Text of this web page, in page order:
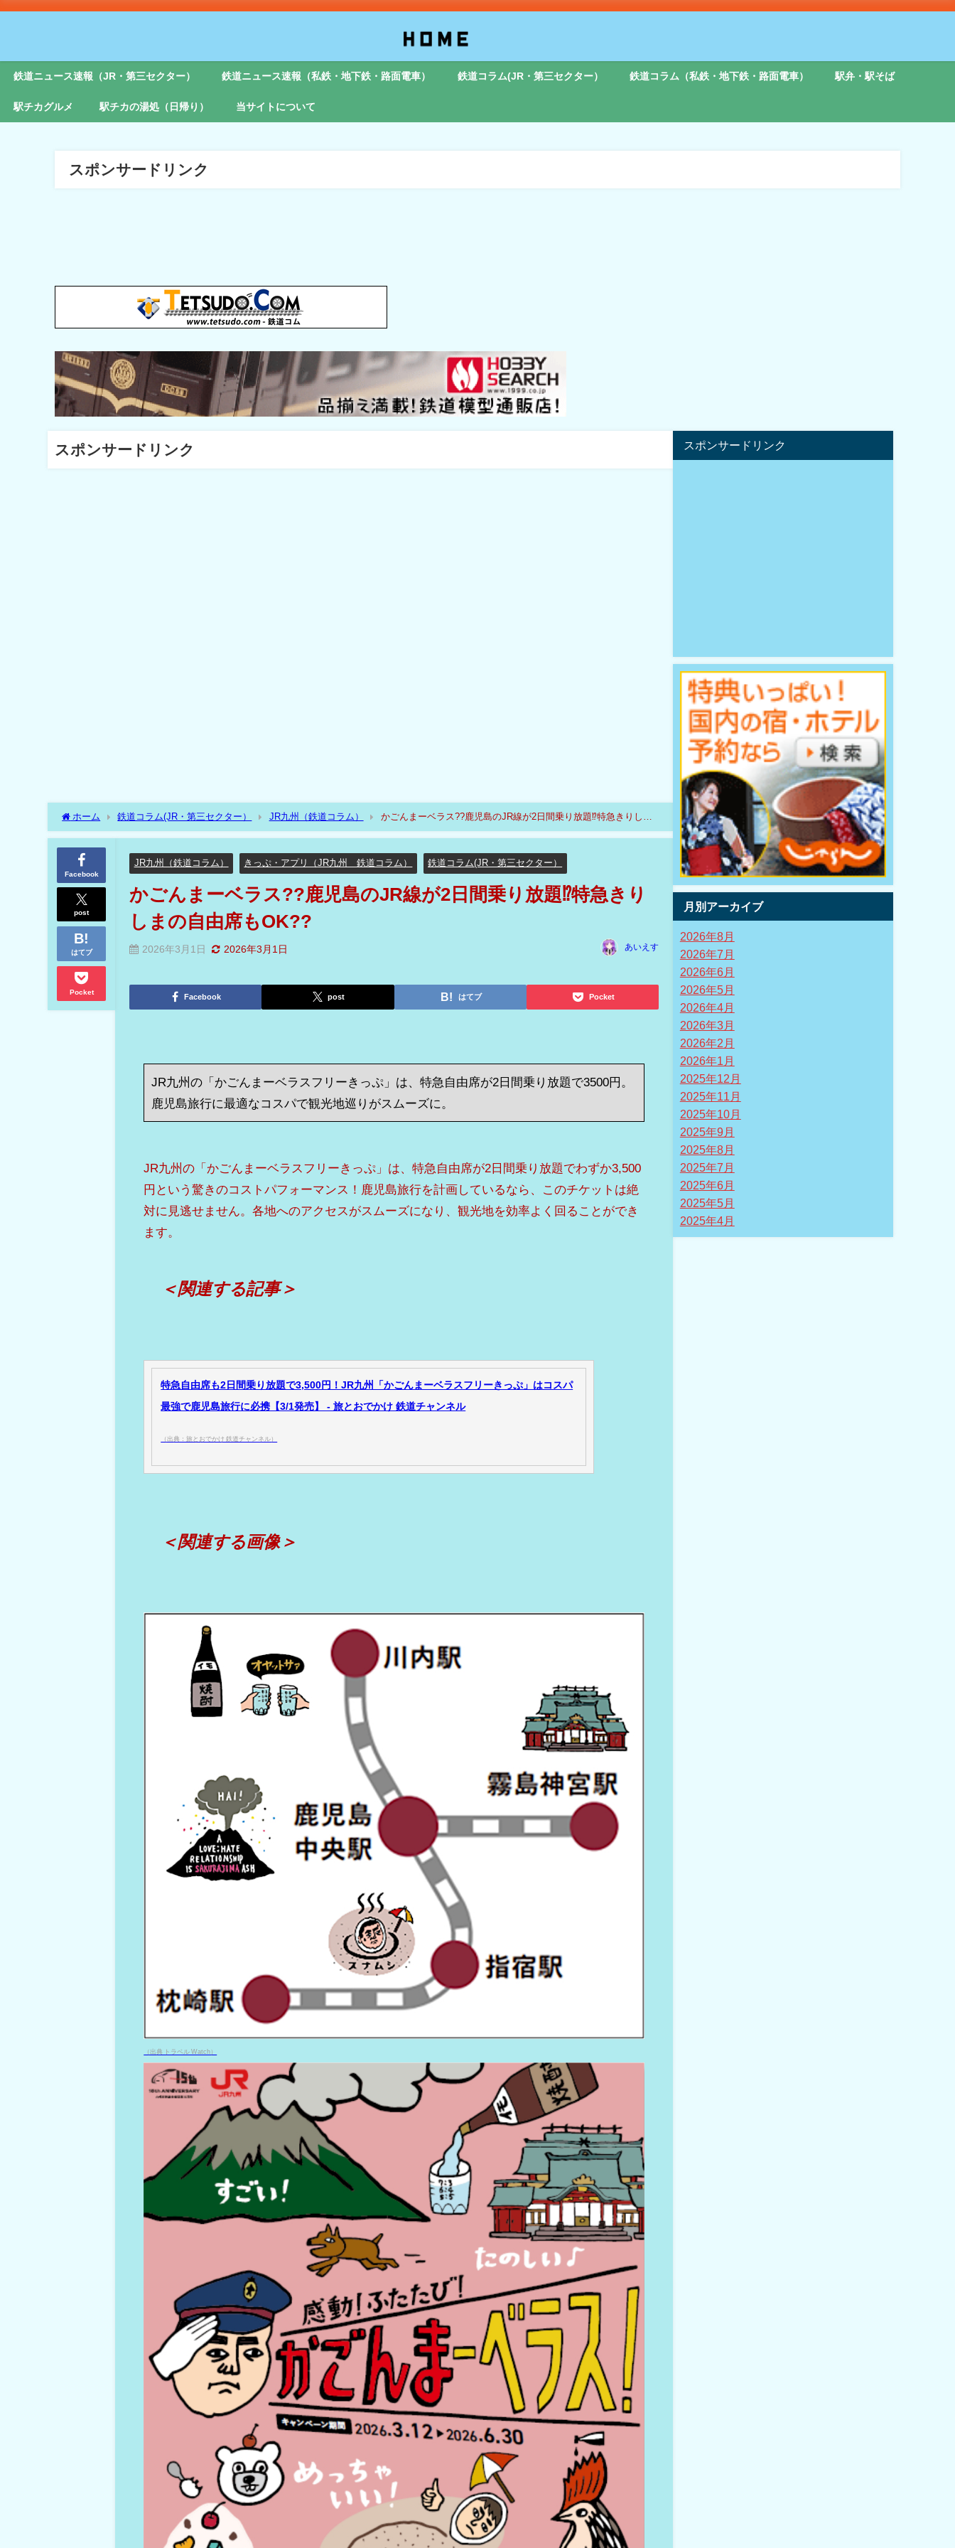
鉄道ニュース速報（JR・第三セクター） 鉄道ニュース速報（私鉄・地下鉄・路面電車） 鉄道コラム(JR・第三セクター） 鉄道コラム（私鉄・地下鉄・路面電車） 駅弁・駅そば
駅チカグルメ 駅チカの湯処（日帰り） 当サイトについて
スポンサードリンク
スポンサードリンク
ホーム 鉄道コラム(JR・第三セクター） JR九州（鉄道コラム）
かごんまーベラス??鹿児島のJR線が2日間乗り放題⁉特急きりしま
の自由席もOK??
Facebook
post
はてブ
Pocket
JR九州（鉄道コラム） きっぷ・アプリ（JR九州 鉄道コラム） 鉄道コラム(JR・第三セクター）
かごんまーベラス??鹿児島のJR線が2日間乗り放題⁉特急きり
しまの自由席もOK??
2026年3月1日 2026年3月1日 あいえす
Facebook post はてブ Pocket
JR九州の「かごんまーベラスフリーきっぷ」は、特急自由席が2日間乗り放題で3500円。
鹿児島旅行に最適なコスパで観光地巡りがスムーズに。
JR九州の「かごんまーベラスフリーきっぷ」は、特急自由席が2日間乗り放題でわずか3,500
円という驚きのコストパフォーマンス！鹿児島旅行を計画しているなら、このチケットは絶
対に見逃せません。各地へのアクセスがスムーズになり、観光地を効率よく回ることができ
ます。
＜関連する記事＞
特急自由席も2日間乗り放題で3,500円！JR九州「かごんまーベラスフリーきっぷ」はコスパ
最強で鹿児島旅行に必携【3/1発売】 - 旅とおでかけ 鉄道チャンネル
（出典：旅とおでかけ 鉄道チャンネル）
＜関連する画像＞
（出典 トラベル Watch）
スポンサードリンク
月別アーカイブ
2026年8月
2026年7月
2026年6月
2026年5月
2026年4月
2026年3月
2026年2月
2026年1月
2025年12月
2025年11月
2025年10月
2025年9月
2025年8月
2025年7月
2025年6月
2025年5月
2025年4月